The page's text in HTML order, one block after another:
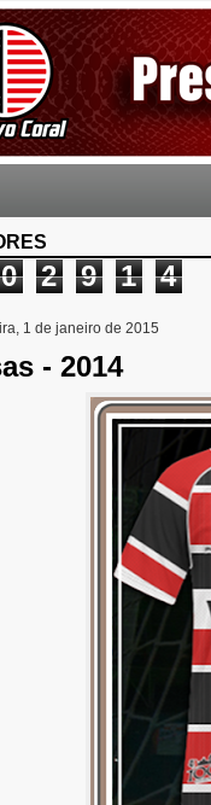
0 2 9 1 4
1 de janeiro de 2015
- 2014